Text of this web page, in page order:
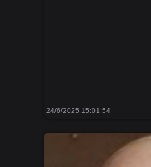
24/6/2025 15:01:54